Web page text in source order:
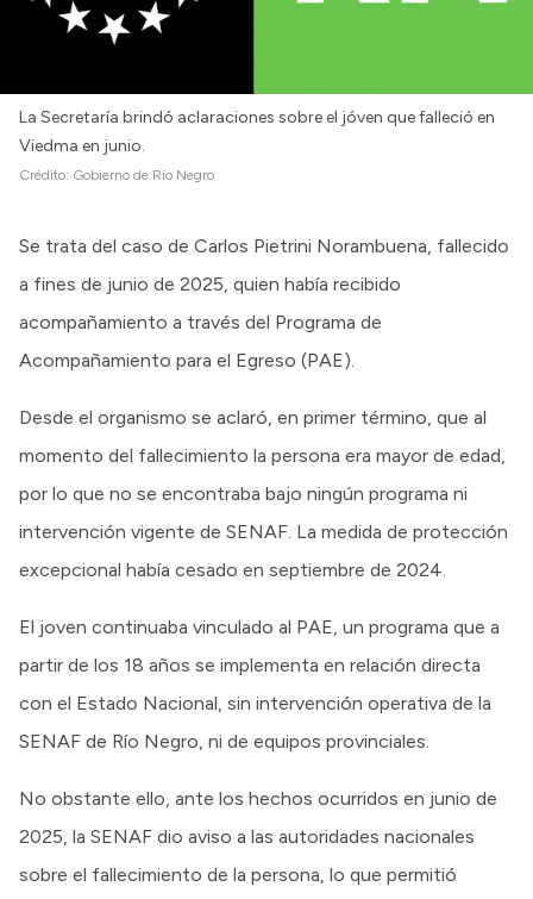
La Secretaría brindó aclaraciones sobre el jóven que falleció en
Viedma en junio.
Crédito: Gobierno de Río Negro
Se trata del caso de Carlos Pietrini Norambuena, fallecido
a fines de junio de 2025, quien había recibido
acompañamiento a través del Programa de
Acompañamiento para el Egreso (PAE).
Desde el organismo se aclaró, en primer término, que al
momento del fallecimiento la persona era mayor de edad,
por lo que no se encontraba bajo ningún programa ni
intervención vigente de SENAF. La medida de protección
excepcional había cesado en septiembre de 2024.
El joven continuaba vinculado al PAE, un programa que a
partir de los 18 años se implementa en relación directa
con el Estado Nacional, sin intervención operativa de la
SENAF de Río Negro, ni de equipos provinciales.
No obstante ello, ante los hechos ocurridos en junio de
2025, la SENAF dio aviso a las autoridades nacionales
sobre el fallecimiento de la persona, lo que permitió